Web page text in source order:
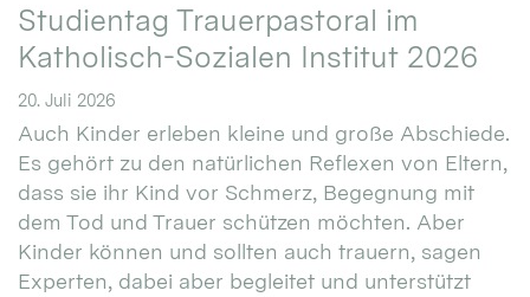
Studientag Trauerpastoral im
Katholisch-Sozialen Institut 2026
20. Juli 2026
Auch Kinder erleben kleine und große Abschiede.
Es gehört zu den natürlichen Reflexen von Eltern,
dass sie ihr Kind vor Schmerz, Begegnung mit
dem Tod und Trauer schützen möchten. Aber
Kinder können und sollten auch trauern, sagen
Experten, dabei aber begleitet und unterstützt